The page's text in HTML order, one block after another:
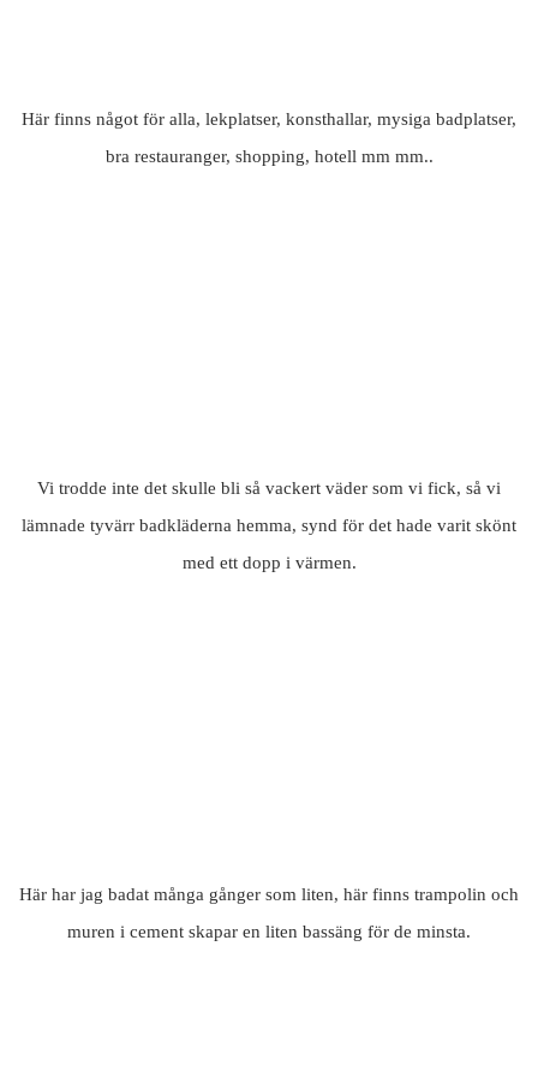
Här finns något för alla, lekplatser, konsthallar, mysiga badplatser,
bra restauranger, shopping, hotell mm mm..
Vi trodde inte det skulle bli så vackert väder som vi fick, så vi
lämnade tyvärr badkläderna hemma, synd för det hade varit skönt
med ett dopp i värmen.
Här har jag badat många gånger som liten, här finns trampolin och
muren i cement skapar en liten bassäng för de minsta.